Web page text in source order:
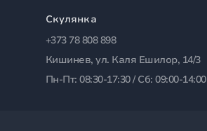
Скулянка
+373 78 808 898
Кишинев, ул. Каля Ешилор, 14/3
Пн-Пт: 08:30-17:30 / Сб: 09:00-14:00